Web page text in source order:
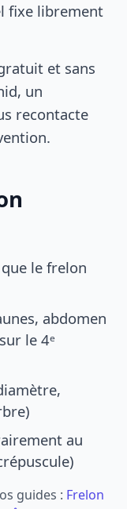
fixe librement
et sans
un
recontacte
le frelon
abdomen
le 4ᵉ
au
guides : Frelon